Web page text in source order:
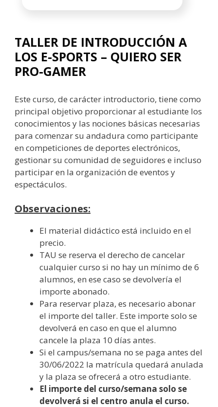
TALLER DE INTRODUCCIÓN A
LOS E-SPORTS – QUIERO SER
PRO-GAMER
Este curso, de carácter introductorio, tiene como
principal objetivo proporcionar al estudiante los
conocimientos y las nociones básicas necesarias
para comenzar su andadura como participante
en competiciones de deportes electrónicos,
gestionar su comunidad de seguidores e incluso
participar en la organización de eventos y
espectáculos.
Observaciones:
El material didáctico está incluido en el
precio.
TAU se reserva el derecho de cancelar
cualquier curso si no hay un mínimo de 6
alumnos, en ese caso se devolvería el
importe abonado.
Para reservar plaza, es necesario abonar
el importe del taller. Este importe solo se
devolverá en caso en que el alumno
cancele la plaza 10 días antes.
Si el campus/semana no se paga antes del
30/06/2022 la matrícula quedará anulada
y la plaza se ofrecerá a otro estudiante.
El importe del curso/semana solo se
devolverá si el centro anula el curso.